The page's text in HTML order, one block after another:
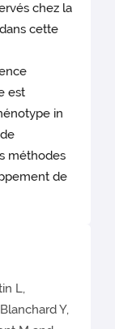
chez la
cette
est
in
méthodes
de
L,
Y,